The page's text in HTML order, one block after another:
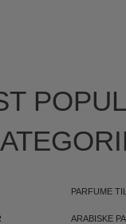
PARFUME
ARABISKE